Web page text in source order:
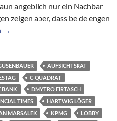
angeblich nur ein Nachbar
zeigen aber, dass beide engen
Bank-Aufsichtsrat mit
→
AUFSICHTSRAT
C-QUADRAT
BANK
DMYTRO FIRTASCH
TIMES
HARTWIG LÖGER
MARSALEK KPMG
LOBBY